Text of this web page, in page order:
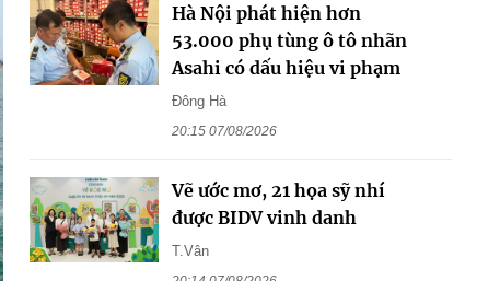
Hà Nội phát hiện hơn
53.000 phụ tùng ô tô nhãn
Asahi có dấu hiệu vi phạm
Đông Hà
20:15 07/08/2026
Vẽ ước mơ, 21 họa sỹ nhí
được BIDV vinh danh
T.Vân